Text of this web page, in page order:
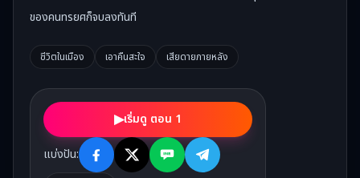
ของคนทรยศก็จบลงทันที
ชีวิตในเมือง เอาคืนสะใจ เสียดายภายหลัง
▶เริ่มดู ตอน 1
แบ่งปัน: